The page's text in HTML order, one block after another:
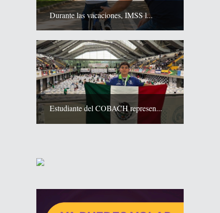
Durante las vacaciones, IMSS l...
Estudiante del COBACH represen...